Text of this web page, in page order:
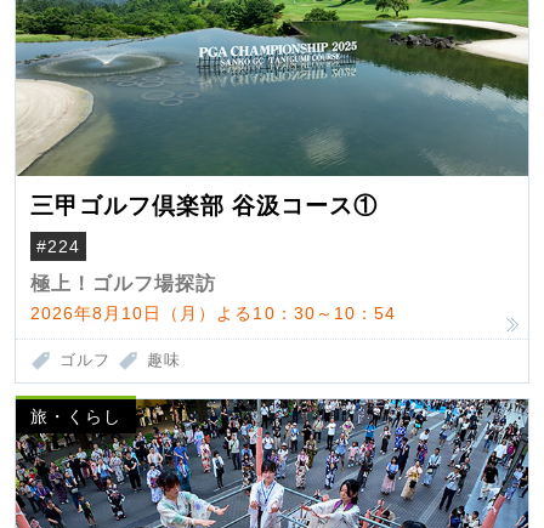
三甲ゴルフ倶楽部 谷汲コース①
#224
極上！ゴルフ場探訪
2026年8月10日（月）よる10：30～10：54
ゴルフ 趣味
旅・くらし